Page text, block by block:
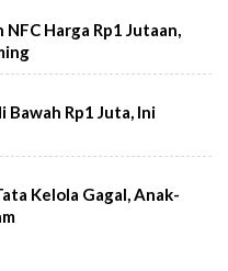
Harga Rp1 Jutaan,
Bawah Rp1 Juta, Ini
Kelola Gagal, Anak-